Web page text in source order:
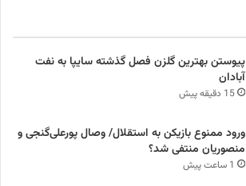
پیوستن بهترین گلزن فصل گذشته سایپا به نفت
آبادان
15 دقیقه پیش
ورود ممنوع بازیکن به استقلال/ وصال پورعلی‌گنجی و
منصوریان منتفی شد؟
1 ساعت پیش